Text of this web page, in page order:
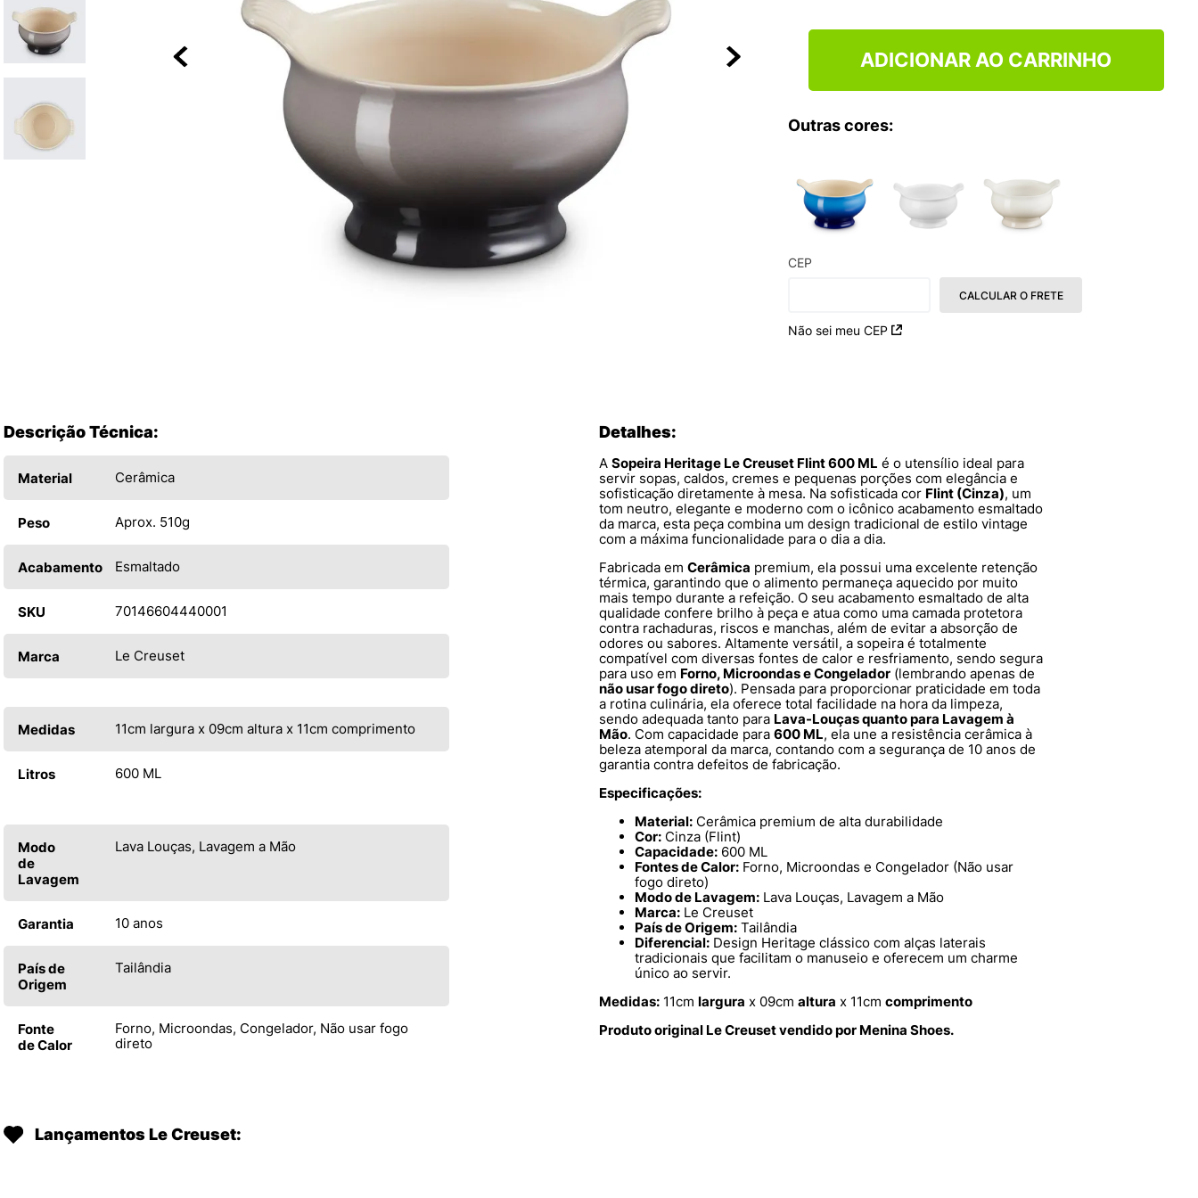
ADICIONAR AO CARRINHO
Outras cores:
CEP
Não sei meu CEP
CALCULAR O FRETE
Descrição Técnica:
Material Cerâmica
Peso Aprox. 510g
Acabamento Esmaltado
SKU 70146604440001
Marca Le Creuset
Medidas 11cm largura x 09cm altura x 11cm comprimento
Litros 600 ML
Modo
de
Lavagem
Lava Louças, Lavagem a Mão
Garantia 10 anos
País de
Origem
Tailândia
Fonte
de Calor
Forno, Microondas, Congelador, Não usar fogo
direto
Detalhes:
A Sopeira Heritage Le Creuset Flint 600 ML é o utensílio ideal para
servir sopas, caldos, cremes e pequenas porções com elegância e
sofisticação diretamente à mesa. Na sofisticada cor Flint (Cinza), um
tom neutro, elegante e moderno com o icônico acabamento esmaltado
da marca, esta peça combina um design tradicional de estilo vintage
com a máxima funcionalidade para o dia a dia.
Fabricada em Cerâmica premium, ela possui uma excelente retenção
térmica, garantindo que o alimento permaneça aquecido por muito
mais tempo durante a refeição. O seu acabamento esmaltado de alta
qualidade confere brilho à peça e atua como uma camada protetora
contra rachaduras, riscos e manchas, além de evitar a absorção de
odores ou sabores. Altamente versátil, a sopeira é totalmente
compatível com diversas fontes de calor e resfriamento, sendo segura
para uso em Forno, Microondas e Congelador (lembrando apenas de
não usar fogo direto). Pensada para proporcionar praticidade em toda
a rotina culinária, ela oferece total facilidade na hora da limpeza,
sendo adequada tanto para Lava-Louças quanto para Lavagem à
Mão. Com capacidade para 600 ML, ela une a resistência cerâmica à
beleza atemporal da marca, contando com a segurança de 10 anos de
garantia contra defeitos de fabricação.
Especificações:
Material: Cerâmica premium de alta durabilidade
Cor: Cinza (Flint)
Capacidade: 600 ML
Fontes de Calor: Forno, Microondas e Congelador (Não usar
fogo direto)
Modo de Lavagem: Lava Louças, Lavagem a Mão
Marca: Le Creuset
País de Origem: Tailândia
Diferencial: Design Heritage clássico com alças laterais
tradicionais que facilitam o manuseio e oferecem um charme
único ao servir.
Medidas: 11cm largura x 09cm altura x 11cm comprimento
Produto original Le Creuset vendido por Menina Shoes.
Lançamentos Le Creuset: